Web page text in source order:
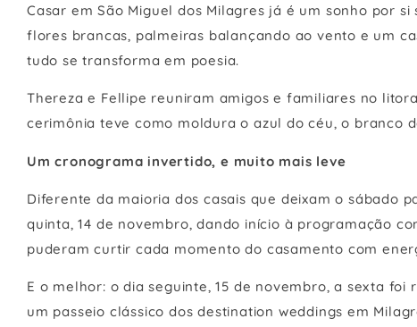
Casar em São Miguel dos Milagres já é um sonho por
flores brancas, palmeiras balançando ao vento e um
tudo se transforma em poesia.
Thereza e Fellipe reuniram amigos e familiares no
cerimônia teve como moldura o azul do céu, o branco
Um cronograma invertido, e muito mais leve
Diferente da maioria dos casais que deixam o sábado
quinta, 14 de novembro, dando início à programação
puderam curtir cada momento do casamento com
E o melhor: o dia seguinte, 15 de novembro, a sexta
um passeio clássico dos destination weddings em